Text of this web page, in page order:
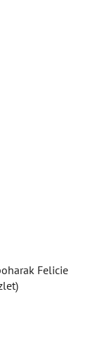
Felicie